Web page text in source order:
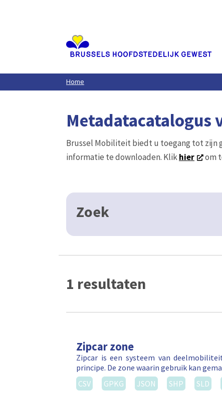
Home
Metadatacatalogus
Brussel Mobiliteit biedt u toegang tot zijn
informatie te downloaden. Klikhier om
Zoek
1 resultaten
Zipcar zone
Zipcar is een systeem van
principe. De zone waarin gebruik kan
CSV
GPKG JSON SHP SLD